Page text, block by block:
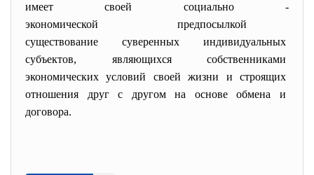
имеет своей социально -
экономической предпосылкой
существование суверенных индивидуальных
субъектов, являющихся собственниками
экономических условий своей жизни и строящих
отношения друг с другом на основе обмена и
договора.